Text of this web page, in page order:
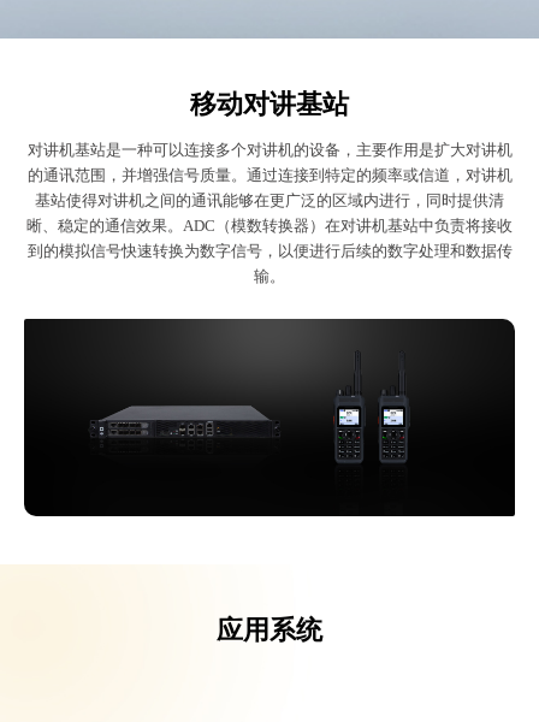
移动对讲基站
对讲机基站是一种可以连接多个对讲机的设备，主要作用是扩大对讲机
的通讯范围，并增强信号质量。通过连接到特定的频率或信道，对讲机
基站使得对讲机之间的通讯能够在更广泛的区域内进行，同时提供清
晰、稳定的通信效果。ADC（模数转换器）在对讲机基站中负责将接收
到的模拟信号快速转换为数字信号，以便进行后续的数字处理和数据传
输。
应用系统